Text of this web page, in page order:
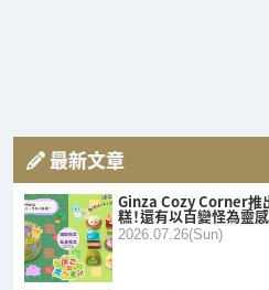
最新文章
Ginza Cozy Corner推
糕！還有以百變怪為靈
2026.07.26(Sun)